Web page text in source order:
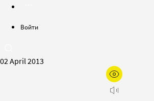
Войти
02 April 2013